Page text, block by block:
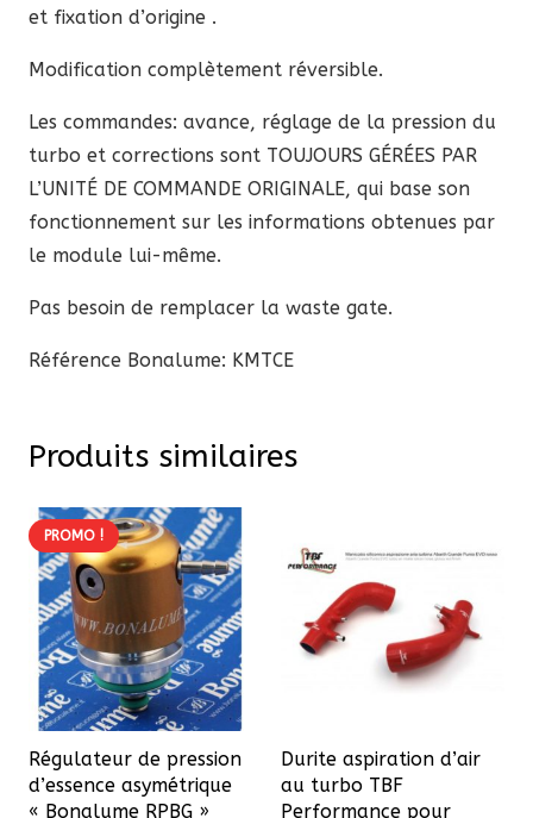
et fixation d’origine .
Modification complètement réversible.
Les commandes: avance, réglage de la pression du
turbo et corrections sont TOUJOURS GÉRÉES PAR
L’UNITÉ DE COMMANDE ORIGINALE, qui base son
fonctionnement sur les informations obtenues par
le module lui-même.
Pas besoin de remplacer la waste gate.
Référence Bonalume: KMTCE
Produits similaires
PROMO !
Régulateur de pression
d’essence asymétrique
« Bonalume RPBG »
Durite aspiration d’air
au turbo TBF
Performance pour